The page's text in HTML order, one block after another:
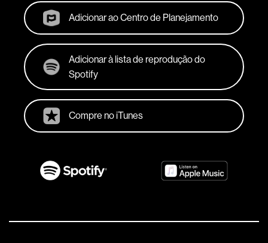
Adicionar ao Centro de Planejamento
Adicionar à lista de reprodução do
Spotify
Compre no iTunes